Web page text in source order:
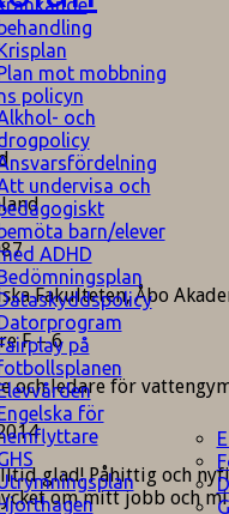
mot mobbning
policyn
och
undervisa och
barn/elever
ADHD
på
för
Fakulteten, Åbo
F – 6
och ledare för
glad! Påhittig och
om mitt jobb och